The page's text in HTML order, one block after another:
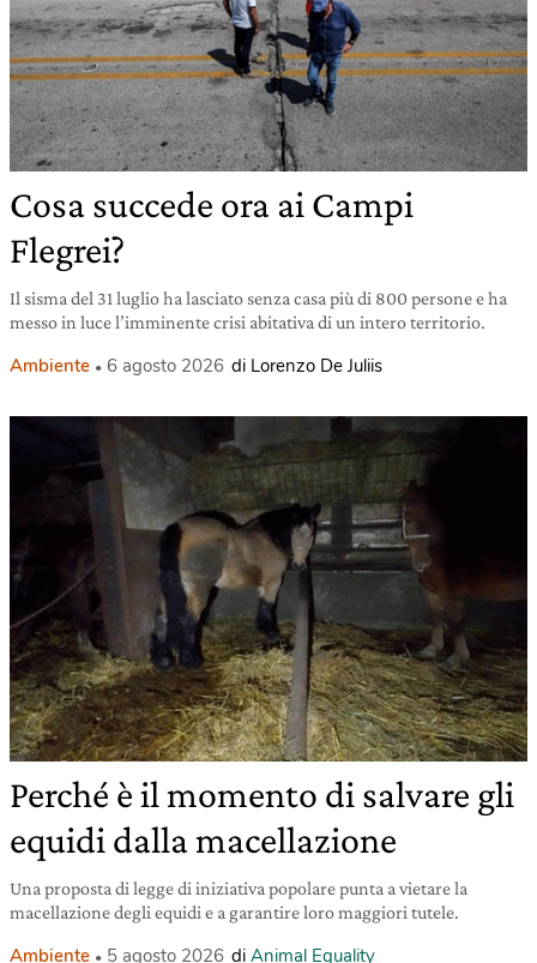
Cosa succede ora ai Campi
Flegrei?
Il sisma del 31 luglio ha lasciato senza casa più di 800 persone e ha
messo in luce l’imminente crisi abitativa di un intero territorio.
Ambiente 6 agosto 2026 di Lorenzo De Juliis
Perché è il momento di salvare gli
equidi dalla macellazione
Una proposta di legge di iniziativa popolare punta a vietare la
macellazione degli equidi e a garantire loro maggiori tutele.
Ambiente 5 agosto 2026 di Animal Equality